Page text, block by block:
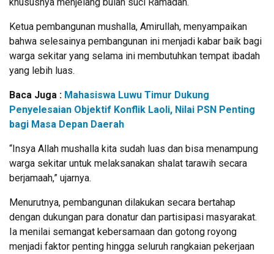
Ketua pembangunan mushalla, Amirullah, menyampaikan
bahwa selesainya pembangunan ini menjadi kabar baik bagi
warga sekitar yang selama ini membutuhkan tempat ibadah
yang lebih luas.
Baca Juga : Mahasiswa Luwu Timur Dukung
Penyelesaian Objektif Konflik Laoli, Nilai PSN Penting
bagi Masa Depan Daerah
“Insya Allah mushalla kita sudah luas dan bisa menampung
warga sekitar untuk melaksanakan shalat tarawih secara
berjamaah,” ujarnya.
Menurutnya, pembangunan dilakukan secara bertahap
dengan dukungan para donatur dan partisipasi masyarakat.
Ia menilai semangat kebersamaan dan gotong royong
menjadi faktor penting hingga seluruh rangkaian pekerjaan